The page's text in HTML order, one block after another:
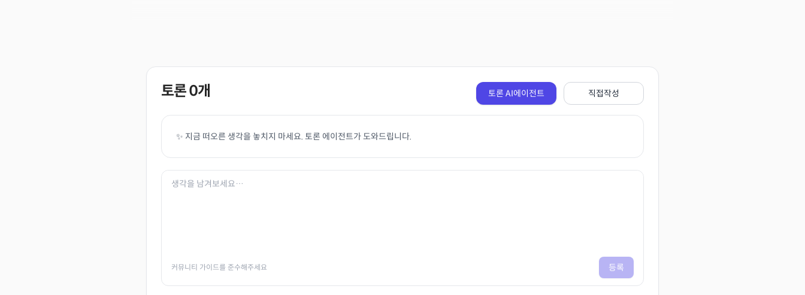
토론0개 토론 AI에이전트 직접작성
✨ 지금 떠오른 생각을 놓치지 마세요. 토론 에이전트가 도와드립니다.
커뮤니티 가이드를 준수해주세요 등록